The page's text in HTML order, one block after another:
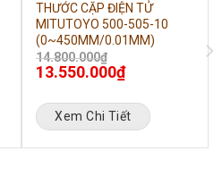
THƯỚC CẶP ĐIỆN TỬ
MITUTOYO 500-505-10
(0~450MM/0.01MM)
14.800.000₫
13.550.000₫
Xem Chi Tiết